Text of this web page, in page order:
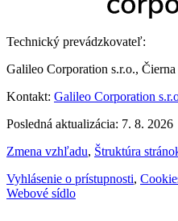
Technický prevádzkovateľ:
Galileo Corporation s.r.o.,
Kontakt: Galileo Corporation
Posledná aktualizácia: 7. 8. 2026
Zmena vzhľadu, Štruktúra
Vyhlásenie o prístupnosti,
Webové sídlo